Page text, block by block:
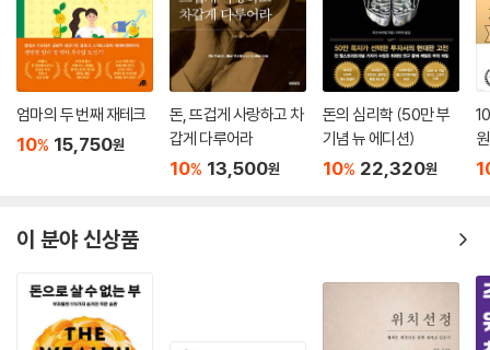
엄마의 두 번째 재테크
10% 15,750원
돈, 뜨겁게 사랑하고 차
갑게 다루어라
10% 13,500원
돈의 심리학 (50만 부
기념 뉴 에디션)
10% 22,320원
이 분야 신상품